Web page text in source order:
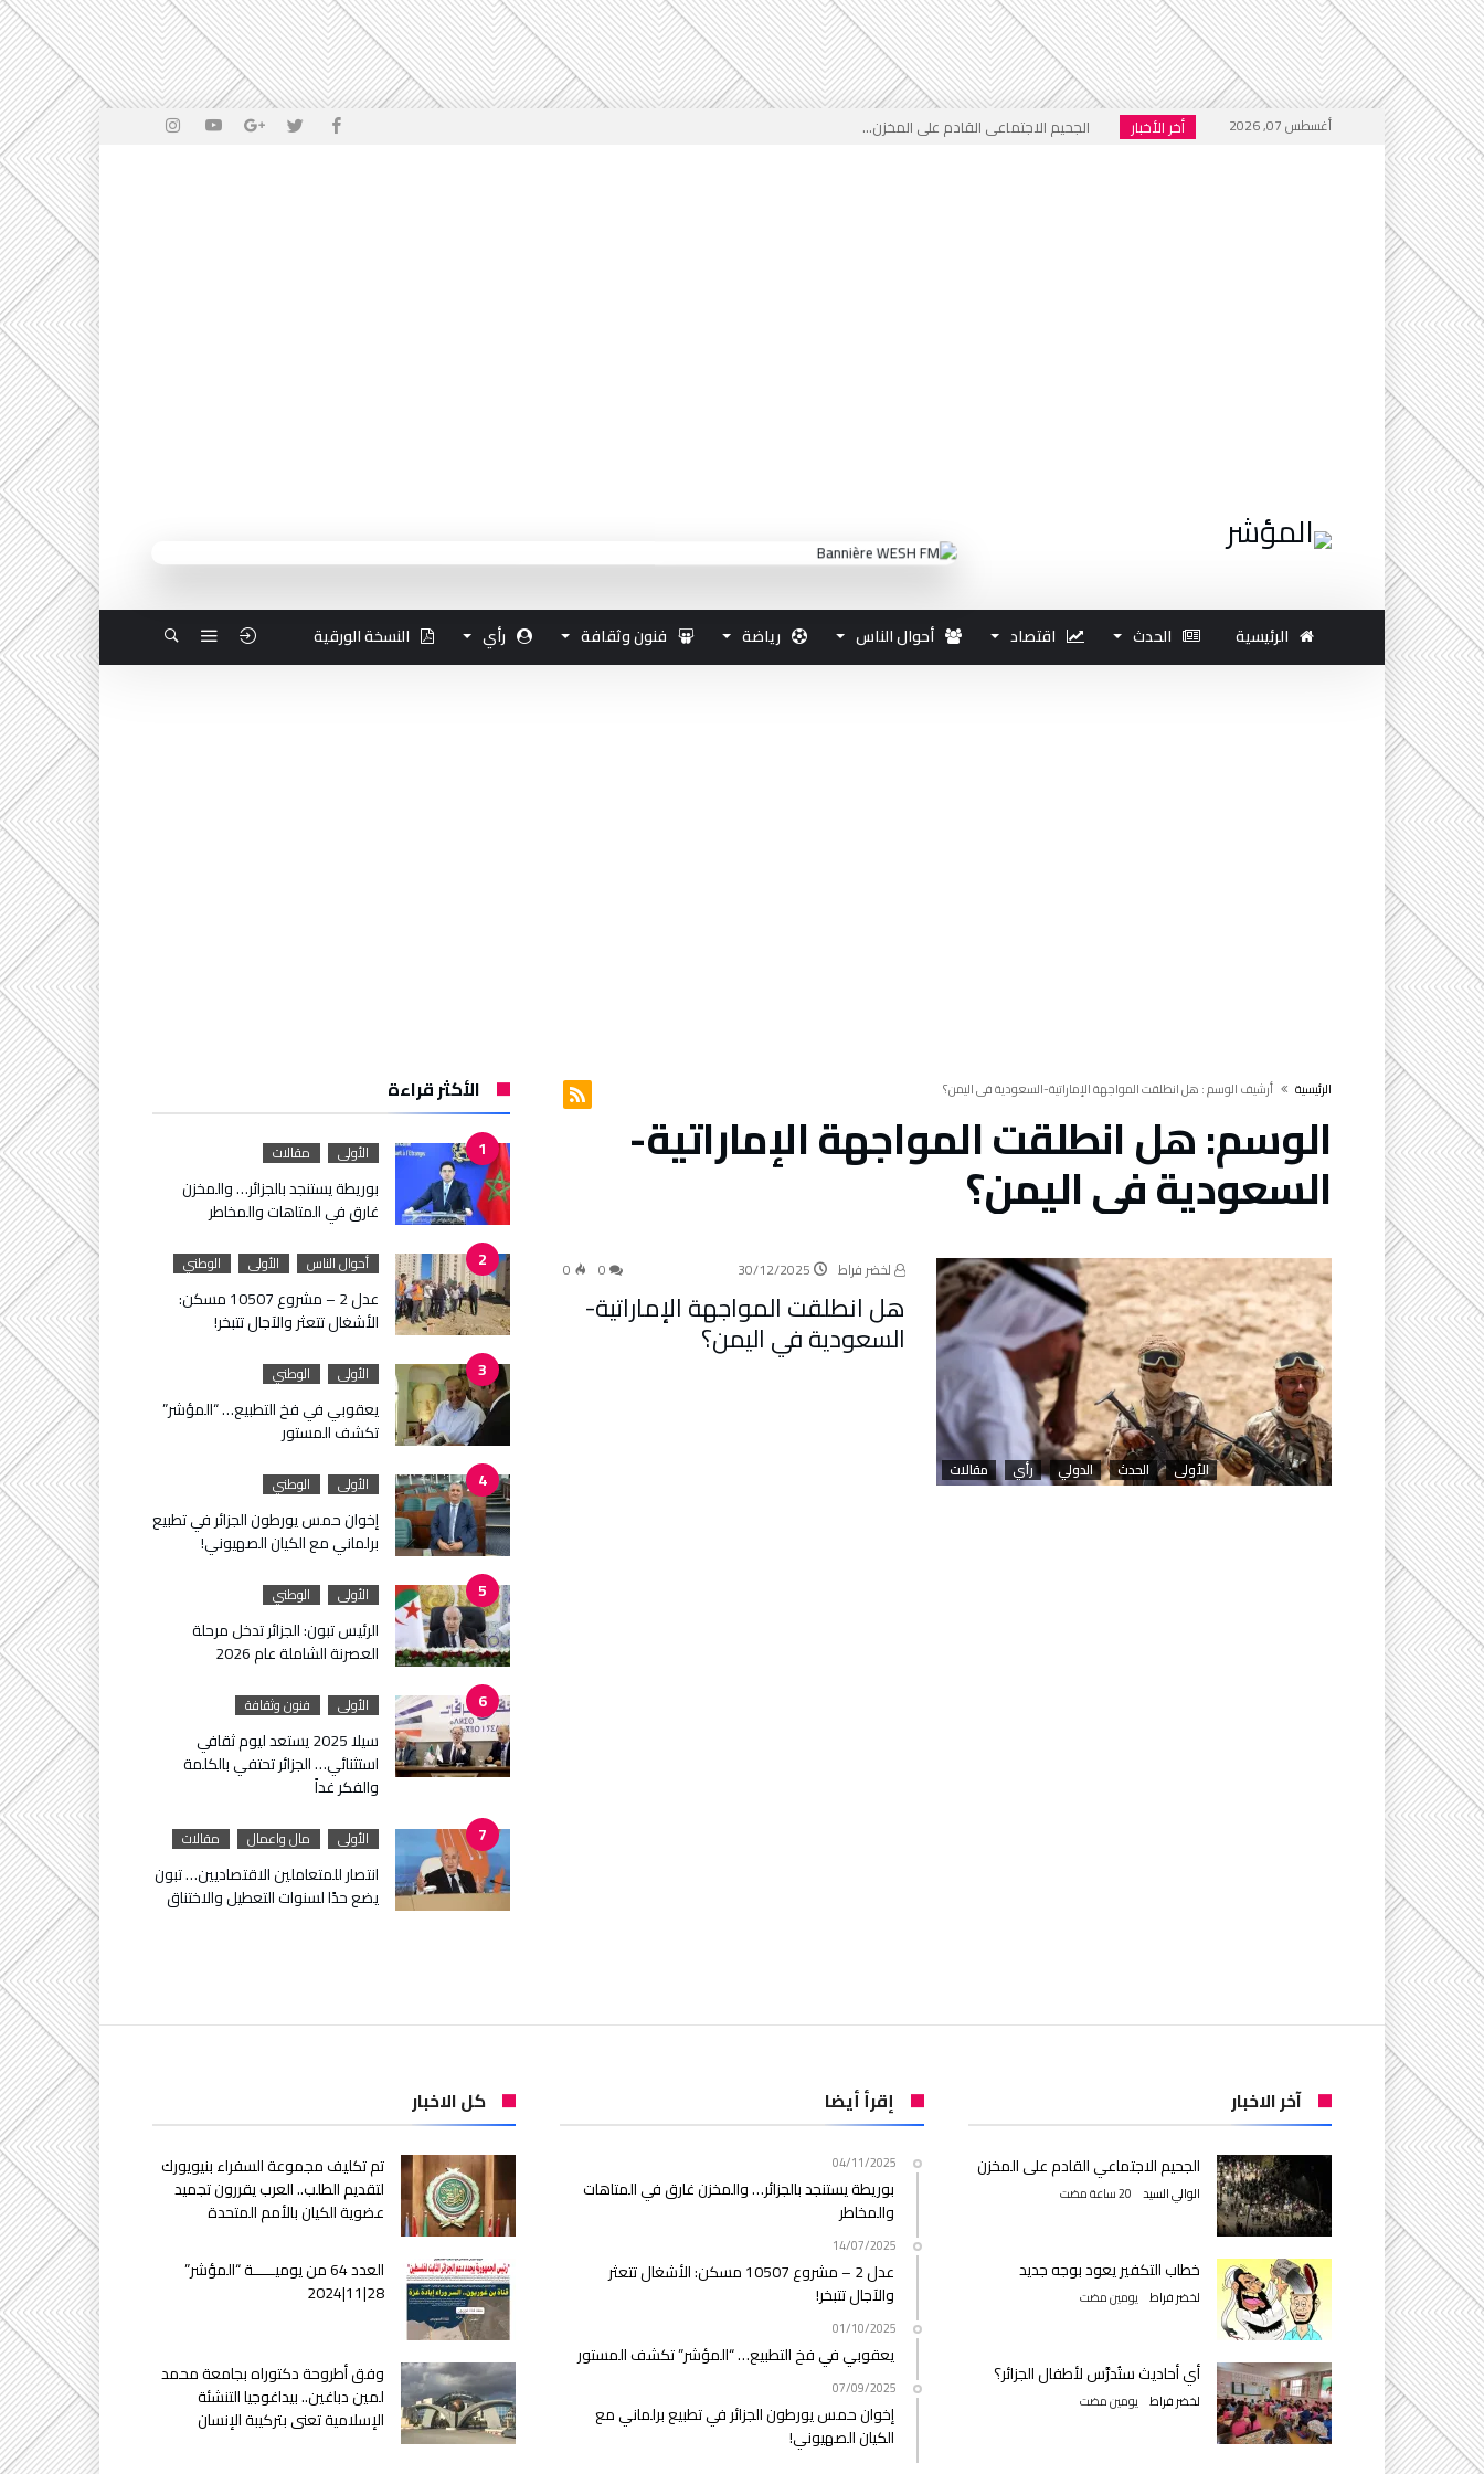
أغسطس 07, 2026 أخر الأخبار
الجحيم الاجتماعي القادم على المخزن...
الرئيسية الحدث اقتصاد أحوال الناس رياضة فنون وثقافة رأي النسخة الورقية
‫الرئيسية‬ ‫أرشيف الوسم :‬ هل انطلقت المواجهة الإماراتية-السعودية في اليمن؟
الوسم:هل انطلقت المواجهة الإماراتية-
السعودية في اليمن؟
الأولى الحدث الدولي رأي مقالات
لخضر فراط 30/12/2025
0
هل انطلقت المواجهة الإماراتية-
السعودية في اليمن؟
الأكثر قراءة
الأولى مقالات
بوريطة يستنجد بالجزائر… والمخزن
غارق في المتاهات والمخاطر
أحوال الناس الأولى الوطني
عدل 2 – مشروع 10507 مسكن:
الأشغال تتعثر والآجال تتبخر!
الأولى الوطني
يعقوبي في فخ التطبيع… “المؤشر”
تكشف المستور
الأولى الوطني
إخوان حمس يورطون الجزائر في تطبيع
برلماني مع الكيان الصهيوني!
الأولى الوطني
الرئيس تبون: الجزائر تدخل مرحلة
العصرنة الشاملة عام 2026
الأولى فنون وثقافة
سيلا 2025 يستعد ليوم ثقافي
استثنائي… الجزائر تحتفي بالكلمة
والفكر غداً
الأولى مال واعمال مقالات
انتصار للمتعاملين الاقتصاديين… تبون
يضع حدًا لسنوات التعطيل والاختناق
آخر الاخبار
الجحيم الاجتماعي القادم على المخزن
الوالي السيد
خطاب التكفير يعود بوجه جديد
لخضر فراط ‫‫‫‏‫يومين مضت‬
أي أحاديث ستُدرَّس لأطفال الجزائر؟
لخضر فراط ‫‫‫‏‫يومين مضت‬
إقرأ أيضا
04/11/2025
بوريطة يستنجد بالجزائر… والمخزن غارق في المتاهات
والمخاطر
14/07/2025
عدل 2 – مشروع 10507 مسكن: الأشغال تتعثر
والآجال تتبخر!
01/10/2025
يعقوبي في فخ التطبيع… “المؤشر” تكشف المستور
07/09/2025
إخوان حمس يورطون الجزائر في تطبيع برلماني مع
الكيان الصهيوني!
كل الاخبار
تم تكليف مجموعة السفراء بنيويورك
لتقديم الطلب.. العرب يقررون تجميد
عضوية الكيان بالأمم المتحدة
العدد 64 من يوميـــــة “المؤشر”
28|11|2024
وفق أطروحة دكتوراه بجامعة محمد
لمين دباغين.. بيداغوجيا التنشئة
الإسلامية تعنى بتركيبة الإنسان